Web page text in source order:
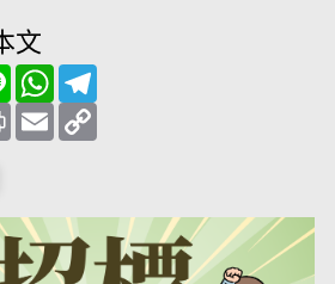
文
L
i
n
e
W
h
a
t
s
T
e
l
e
g
P
r
i
E
m
a
C
o
p
n
k